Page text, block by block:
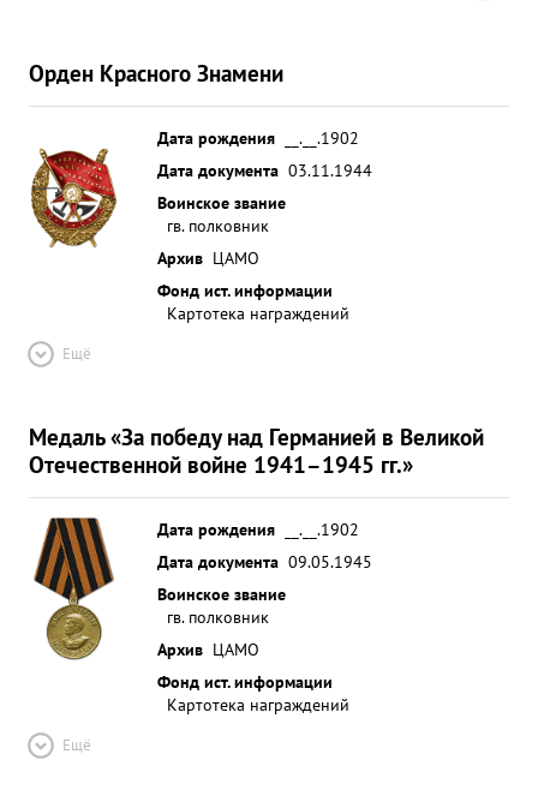
Орден Красного Знамени
Дата рождения
__.__.1902
Дата документа 03.11.1944
Воинское звание
гв. полковник
Архив ЦАМО
Фонд ист. информации
Картотека награждений
Ещё
Медаль «За победу над Германией в Великой
Отечественной войне 1941–1945 гг.»
Дата рождения
__.__.1902
Дата документа 09.05.1945
Воинское звание
гв. полковник
Архив ЦАМО
Фонд ист. информации
Картотека награждений
Ещё